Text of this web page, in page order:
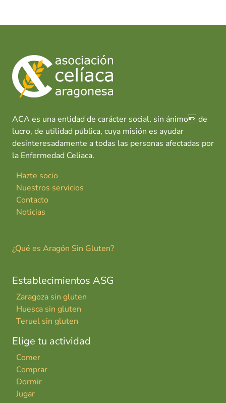
ACA es una entidad de carácter social, sin ánimo de
lucro, de utilidad pública, cuya misión es ayudar
desinteresadamente a todas las personas afectadas por
la Enfermedad Celiaca.
Hazte socio
Nuestros servicios
Contacto
Noticias
¿Qué es Aragón Sin Gluten?
Establecimientos ASG
Zaragoza sin gluten
Huesca sin gluten
Teruel sin gluten
Elige tu actividad
Comer
Comprar
Dormir
Jugar